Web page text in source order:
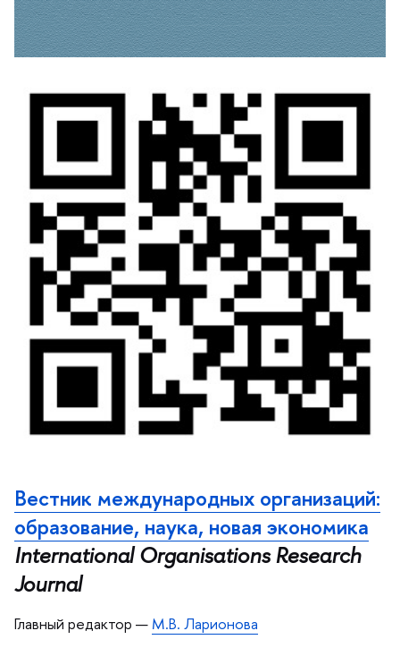
естник международных организаций:
образование, наука, новая экономика
International Organisations Research
Journal
Главный редактор — М.В. Ларионова